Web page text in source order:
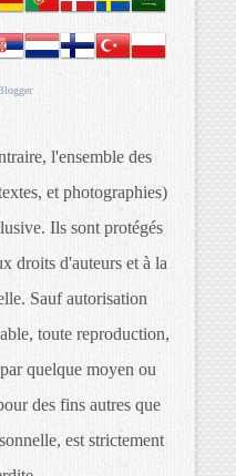
l'ensemble des
et photographies)
Ils sont protégés
droits d'auteurs et à la
Sauf autorisation
toute reproduction,
quelque moyen ou
des fins autres que
est strictement